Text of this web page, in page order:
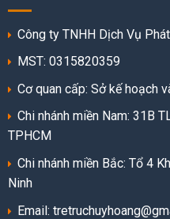
Công ty TNHH Dịch Vụ
MST: 0315820359
Cơ quan cấp: Sở kế hoạch
Chi nhánh miền Nam: 31B
TPHCM
Chi nhánh miền Bắc: Tổ 4
Ninh
Email: